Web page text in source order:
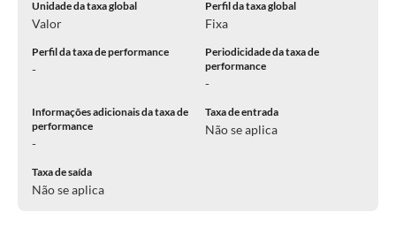
Unidade da taxa global
Valor
Perfil da taxa global
Fixa
Perfil da taxa de performance
-
Periodicidade da taxa de
performance
-
Informações adicionais da taxa de
performance
-
Taxa de entrada
Não se aplica
Taxa de saída
Não se aplica